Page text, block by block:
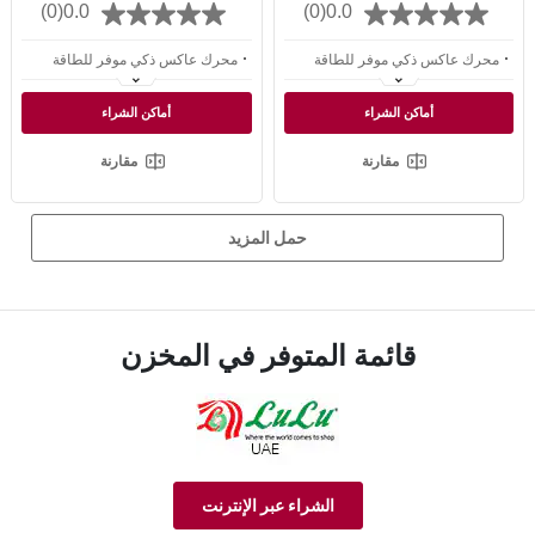
0.0
(0)
محرك عاكس ذكي موفر للطاقة
تقنية ™TurboDrum القوية لإزالة أي أوساخ
عدد 3 قوى غسيل لغسيل متساوي
أماكن الشراء
مقارنة
0.0
(0)
محرك عاكس ذكي موفر للطاقة
تقنية ™TurboDrum القوية لإزالة أي أوساخ
عدد 3 قوى غسيل لغسيل متساوي
أماكن الشراء
مقارنة
حمل المزيد
قائمة المتوفر في المخزن
الشراء عبر الإنترنت